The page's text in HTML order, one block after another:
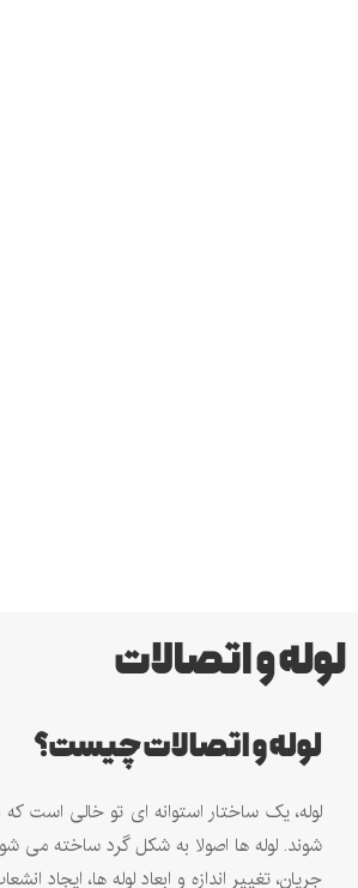
لوله و اتصالات
لوله و اتصالات چیست؟
لوله، یک ساختار استوانه ‌ای تو خالی است که
‌شوند. لوله ‌ها اصولا به شکل گرد ساخته می
جریان، تغییر اندازه و ابعاد لوله ‌ها،